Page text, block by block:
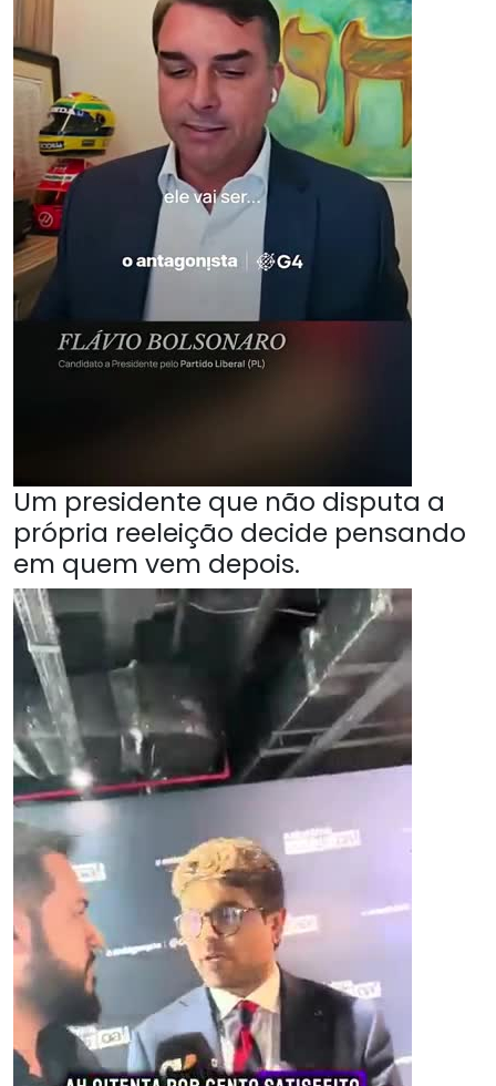
Um presidente que não disputa a
própria reeleição decide pensando
em quem vem depois.